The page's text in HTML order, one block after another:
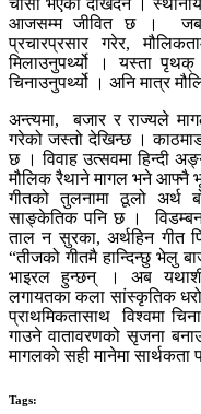
आजसम्म जीवित छ ।
प्रचारप्रसार गरेर,
मिलाउनुपर्थ्यो । यस्ता
चिनाउनुपर्थ्यो । अनि मात्र
अन्त्यमा, बजार र राज्यले
गरेको जस्तो देखिन्छ ।
छ । विवाह उत्सवमा हिन्दी
मौलिक रैथाने मागल भने आफ्नै
गीतको तुलनामा ठूलो अर्थ
साङ्केतिक पनि छ ।
ताल न सुरका, अर्थहिन गीत
“तीजको गीतमै हान्दिन्छु भेलु
भाइरल हुन्छन् । अब
लगायतका कला सांस्कृतिक
प्राथमिकतासाथ विश्वमा
गाउने वातावरणको सृजना
मागलकाे सही मानेमा सार्थकता
Tags: